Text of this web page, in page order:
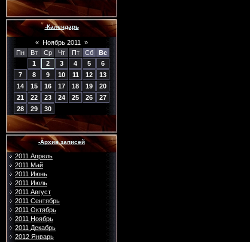
-Календарь
« Ноябрь 2011
»
Пн
Вт Ср Чт Пт Сб
Вс
1
2 3 4 5
6
7
8 9 10 11 12
13
14
15 16 17 18 19
20
21
22 23 24 25 26
27
28
29 30
-Архив записей
2011 Апрель
2011 Май
2011 Июнь
2011 Июль
2011 Август
2011 Сентябрь
2011 Октябрь
2011 Ноябрь
2011 Декабрь
2012 Январь